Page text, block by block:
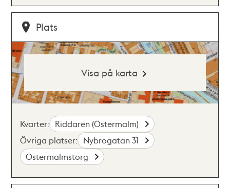
Plats
Visa på karta
Kvarter: Riddaren (Östermalm)
Övriga platser: Nybrogatan 31
Östermalmstorg